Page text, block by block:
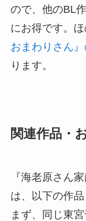
ので、他のBL
にお得です。
おまわりさん
ります。
関連作品・
『海老原さん
は、以下の作品
まず、同じ東